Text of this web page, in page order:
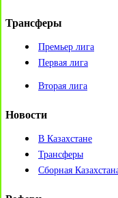
Трансферы
Премьер лига
Первая лига
Вторая лига
Новости
В Казахстане
Трансферы
Сборная